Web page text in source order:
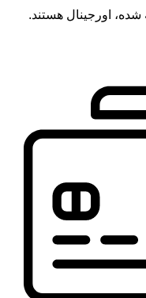
اورجینال هستند.